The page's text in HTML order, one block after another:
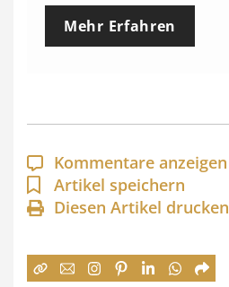
e
p
a
n
n
:
Mehr Erfahren
Kommentare anzeigen
Artikel speichern
Diesen Artikel drucken